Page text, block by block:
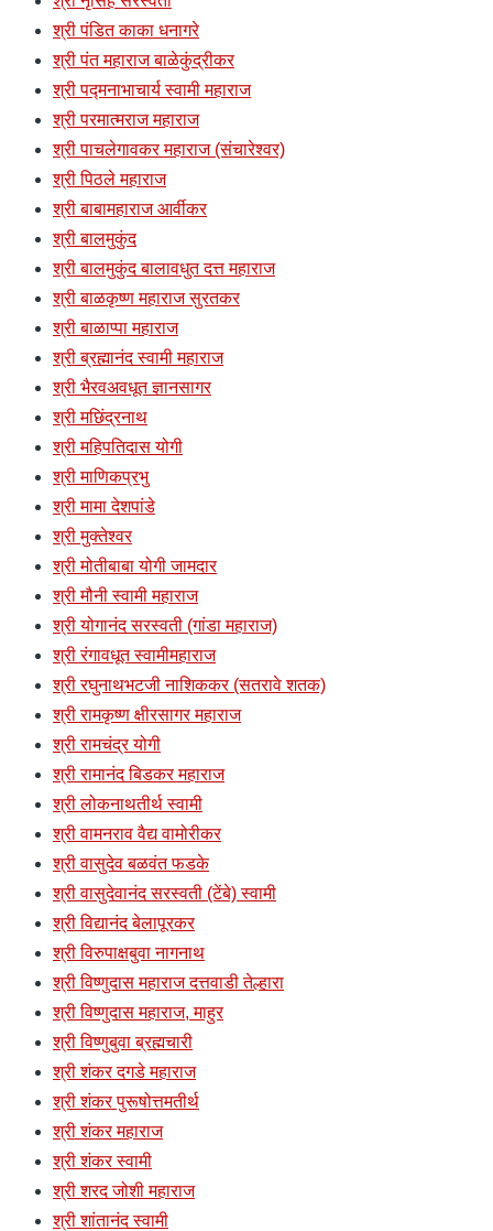
श्री पंडित काका धनागरे
श्री पंत महाराज बाळेकुंद्रीकर
श्री पद्मनाभाचार्य स्वामी महाराज
श्री परमात्मराज महाराज
श्री पाचलेगावकर महाराज (संचारेश्वर)
श्री पिठले महाराज
श्री बाबामहाराज आर्वीकर
श्री बालमुकुंद
श्री बालमुकुंद बालावधुत दत्त महाराज
श्री बाळकृष्ण महाराज सुरतकर
श्री बाळाप्पा महाराज
श्री ब्रह्मानंद स्वामी महाराज
श्री भैरवअवधूत ज्ञानसागर
श्री मछिंद्रनाथ
श्री महिपतिदास योगी
श्री माणिकप्रभु
श्री मामा देशपांडे
श्री मुक्तेश्वर
श्री मोतीबाबा योगी जामदार
श्री मौनी स्वामी महाराज
श्री योगानंद सरस्वती (गांडा महाराज)
श्री रंगावधूत स्वामीमहाराज
श्री रघुनाथभटजी नाशिककर (सतरावे शतक)
श्री रामकृष्ण क्षीरसागर महाराज
श्री रामचंद्र योगी
श्री रामानंद बिडकर महाराज
श्री लोकनाथतीर्थ स्वामी
श्री वामनराव वैद्य वामोरीकर
श्री वासुदेव बळवंत फडके
श्री वासुदेवानंद सरस्वती (टेंबे) स्वामी
श्री विद्यानंद बेलापूरकर
श्री विरुपाक्षबुवा नागनाथ
श्री विष्णुदास महाराज दत्तवाडी तेल्हारा
श्री विष्णुदास महाराज, माहुर
श्री विष्णुबुवा ब्रह्मचारी
श्री शंकर दगडे महाराज
श्री शंकर पुरूषोत्तमतीर्थ
श्री शंकर महाराज
श्री शंकर स्वामी
श्री शरद जोशी महाराज
श्री शांतानंद स्वामी